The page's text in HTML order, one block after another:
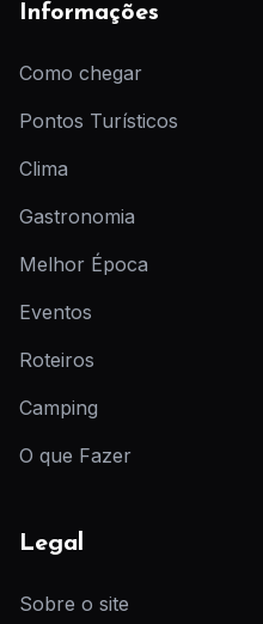
Informações
Como chegar
Pontos Turísticos
Clima
Gastronomia
Melhor Época
Eventos
Roteiros
Camping
O que Fazer
Legal
Sobre o site